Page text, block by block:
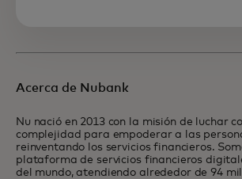
Acerca de Nubank
Nu nació en 2013 con la misión de luchar
complejidad para empoderar a las
reinventando los servicios financieros.
plataforma de servicios financieros
del mundo, atendiendo alrededor de 94